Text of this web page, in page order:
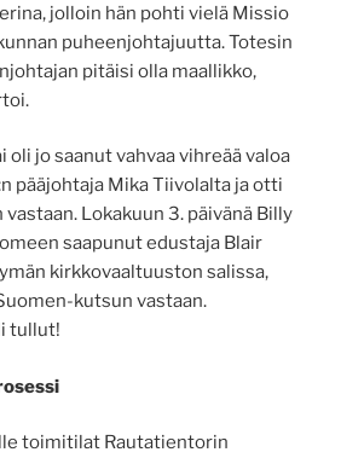
jolloin hän pohti vielä Missio
puheenjohtajuutta. Totesin
pitäisi olla maallikko,
oli jo saanut vahvaa vihreää valoa
pääjohtaja Mika Tiivolalta ja otti
Lokakuun 3. päivänä Billy
saapunut edustaja Blair
kirkkovaaltuuston salissa,
kutsun vastaan.
tullut!
toimitilat Rautatientorin